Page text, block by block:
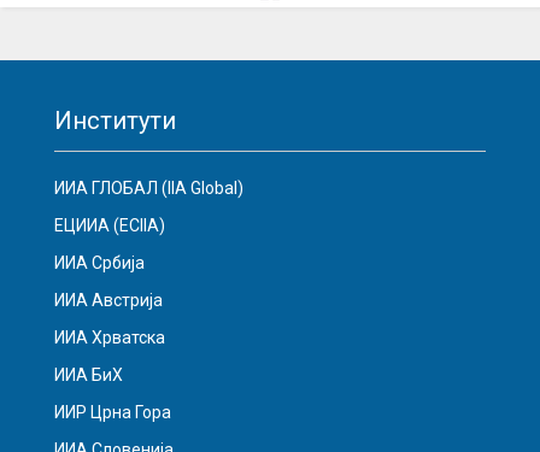
Институти
ИИА ГЛОБАЛ (IIA Global)
ЕЦИИА (ECIIA)
ИИА Србија
ИИА Австрија
ИИА Хрватска
ИИА БиХ
ИИР Црна Гора